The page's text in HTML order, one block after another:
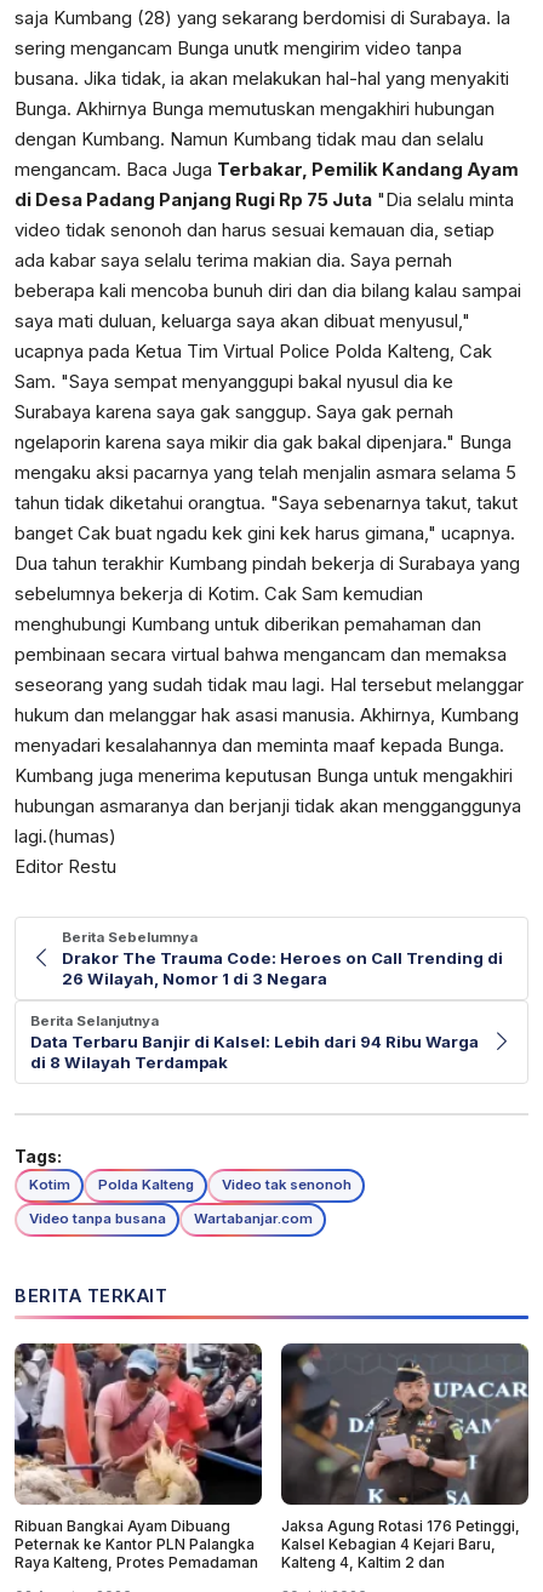
saja Kumbang (28) yang sekarang berdomisi di Surabaya. Ia
sering mengancam Bunga unutk mengirim video tanpa
busana. Jika tidak, ia akan melakukan hal-hal yang menyakiti
Bunga. Akhirnya Bunga memutuskan mengakhiri hubungan
dengan Kumbang. Namun Kumbang tidak mau dan selalu
mengancam. Baca Juga Terbakar, Pemilik Kandang Ayam
di Desa Padang Panjang Rugi Rp 75 Juta "Dia selalu minta
video tidak senonoh dan harus sesuai kemauan dia, setiap
ada kabar saya selalu terima makian dia. Saya pernah
beberapa kali mencoba bunuh diri dan dia bilang kalau sampai
saya mati duluan, keluarga saya akan dibuat menyusul,"
ucapnya pada Ketua Tim Virtual Police Polda Kalteng, Cak
Sam. "Saya sempat menyanggupi bakal nyusul dia ke
Surabaya karena saya gak sanggup. Saya gak pernah
ngelaporin karena saya mikir dia gak bakal dipenjara." Bunga
mengaku aksi pacarnya yang telah menjalin asmara selama 5
tahun tidak diketahui orangtua. "Saya sebenarnya takut, takut
banget Cak buat ngadu kek gini kek harus gimana," ucapnya.
Dua tahun terakhir Kumbang pindah bekerja di Surabaya yang
sebelumnya bekerja di Kotim. Cak Sam kemudian
menghubungi Kumbang untuk diberikan pemahaman dan
pembinaan secara virtual bahwa mengancam dan memaksa
seseorang yang sudah tidak mau lagi. Hal tersebut melanggar
hukum dan melanggar hak asasi manusia. Akhirnya, Kumbang
menyadari kesalahannya dan meminta maaf kepada Bunga.
Kumbang juga menerima keputusan Bunga untuk mengakhiri
hubungan asmaranya dan berjanji tidak akan mengganggunya
lagi.(humas)
Editor Restu
Berita Sebelumnya
Drakor The Trauma Code: Heroes on Call Trending di
26 Wilayah, Nomor 1 di 3 Negara
Berita Selanjutnya
Data Terbaru Banjir di Kalsel: Lebih dari 94 Ribu Warga
di 8 Wilayah Terdampak
Tags:
Kotim Polda Kalteng
Video tak senonoh
Video tanpa busana
Wartabanjar.com
BERITA TERKAIT
Ribuan Bangkai Ayam Dibuang
Peternak ke Kantor PLN Palangka
Raya Kalteng, Protes Pemadaman
Jaksa Agung Rotasi 176 Petinggi,
Kalsel Kebagian 4 Kejari Baru,
Kalteng 4, Kaltim 2 dan